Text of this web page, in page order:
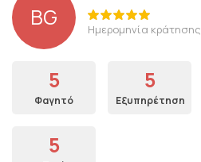
BG Ημερομηνία
5
Φαγητό
5
Εξυπηρέτηση
5